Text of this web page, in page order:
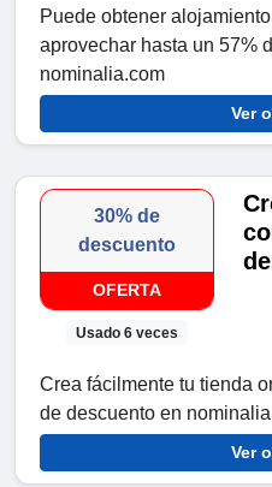
Puede obtener
aprovechar hasta un 57%
nominalia.com
Ver
30% de
descuento
OFERTA
Usado 6 veces
Crea fácilmente tu tienda
de descuento en
Ver